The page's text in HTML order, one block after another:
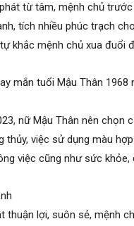
từ tâm, mệnh chủ
tích nhiều phúc trạch
khắc mệnh chủ xua đuổi
mắn tuổi Mậu Thân 1968
nữ Mậu Thân nên chọn
thủy, việc sử dụng màu
việc cũng như sức khỏe,
thuận lợi, suôn sẻ, mệnh